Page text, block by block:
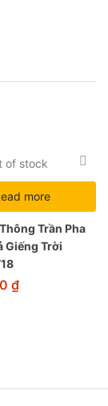
of stock
more
Trần Pha
Giếng Trời
₫